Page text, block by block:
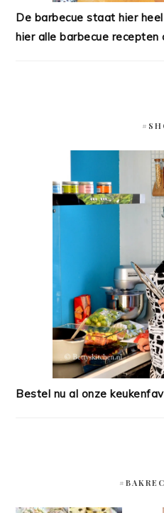
De barbecue staat hier
hier alle barbecue recepten
Bestel nu al onze